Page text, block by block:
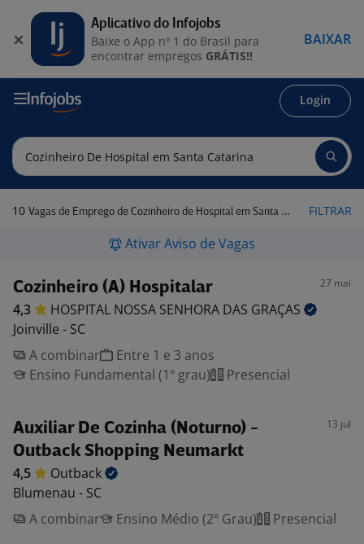
Login
10 Vagas de Emprego de Cozinheiro de Hospital em Santa Catarina FILTRAR
Ativar Aviso de Vagas
Cozinheiro (A) Hospitalar 27 mai
4,3 HOSPITAL NOSSA SENHORA DAS GRAÇAS
Joinville - SC
A combinar
Entre 1 e 3 anos
Ensino Fundamental (1º grau)
Presencial
Auxiliar De Cozinha (Noturno) -
Outback Shopping Neumarkt
13 jul
4,5
Outback
Blumenau - SC
A combinar
Ensino Médio (2º Grau) Presencial
Aplicativo do Infojobs
Baixe o App nº 1 do Brasil para
encontrar empregos GRÁTIS!!
BAIXAR